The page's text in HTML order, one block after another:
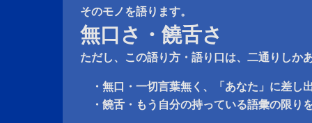
そのモノを語ります。
無口さ・饒舌さ
ただし、この語り方・語り口は、二通りしか
・無口・一切言葉無く、「あなた」に差し
・饒舌・もう自分の持っている語彙の限り